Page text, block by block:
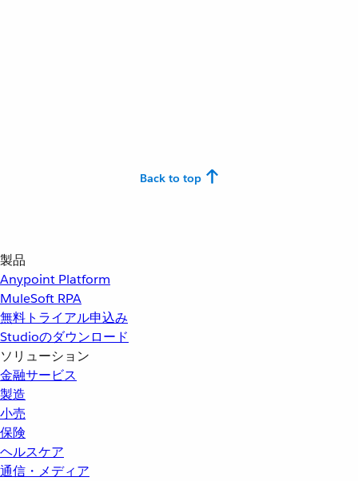
Back to top
製品
Anypoint Platform
MuleSoft RPA
無料トライアル申込み
Studioのダウンロード
ソリューション
金融サービス
製造
小売
保険
ヘルスケア
通信・メディア